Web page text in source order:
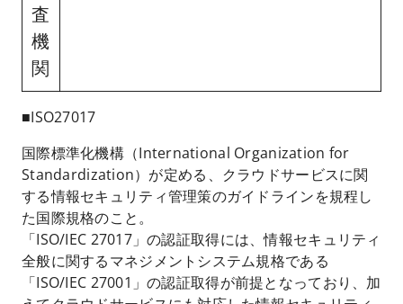
査
機
関
■ISO27017
国際標準化機構（International Organization for
Standardization）が定める、クラウドサービスに関
する情報セキュリティ管理策のガイドラインを規程し
た国際規格のこと。
「ISO/IEC 27017」の認証取得には、情報セキュリティ
全般に関するマネジメントシステム規格である
「ISO/IEC 27001」の認証取得が前提となっており、加